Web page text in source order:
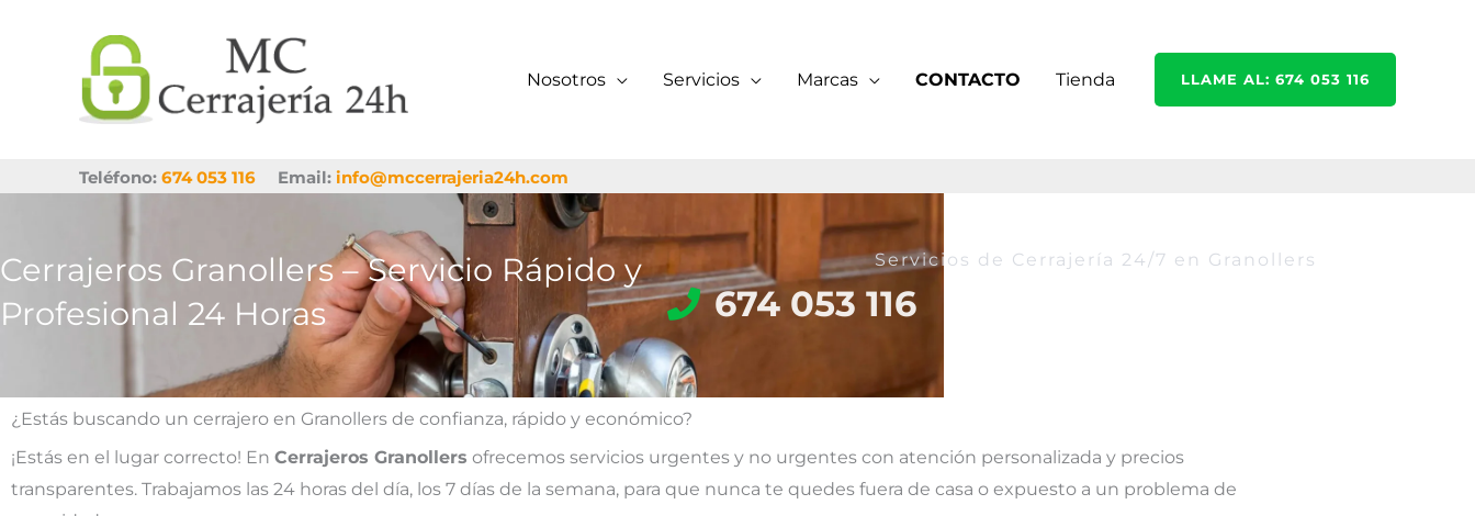
contenido
Nosotros Servicios Marcas CONTACTO Tienda LLAME AL: 674 053 116
Teléfono: 674 053 116 Email: info@mccerrajeria24h.com
Cerrajeros Granollers – Servicio Rápido y
Profesional 24 Horas
Servicios de Cerrajería 24/7 en Granollers
674 053 116
¿Estás buscando un cerrajero en Granollers de confianza, rápido y económico?
¡Estás en el lugar correcto! En Cerrajeros Granollers ofrecemos servicios urgentes y no urgentes con atención personalizada y precios
transparentes. Trabajamos las 24 horas del día, los 7 días de la semana, para que nunca te quedes fuera de casa o expuesto a un problema de